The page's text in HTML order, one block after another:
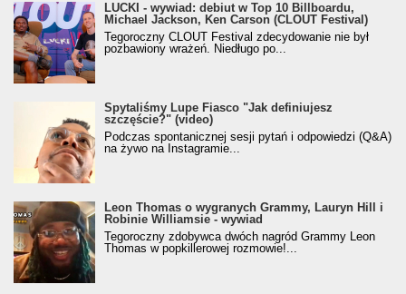
LUCKI - wywiad: debiut w Top 10 Billboardu,
Michael Jackson, Ken Carson (CLOUT Festival)
Tegoroczny CLOUT Festival zdecydowanie nie był
pozbawiony wrażeń. Niedługo po...
Spytaliśmy Lupe Fiasco "Jak definiujesz
szczęście?" (video)
Podczas spontanicznej sesji pytań i odpowiedzi (Q&A)
na żywo na Instagramie...
Leon Thomas o wygranych Grammy, Lauryn Hill i
Robinie Williamsie - wywiad
Tegoroczny zdobywca dwóch nagród Grammy Leon
Thomas w popkillerowej rozmowie!...